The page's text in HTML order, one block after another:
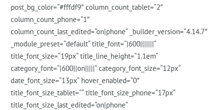
post_bg_color=“#fffdf9″ column_count_tablet=“2″
column_count_phone=“1″
column_count_last_edited=“on|phone“ _builder_version=“4.14.7″
_module_preset=“default“ title_font=“|600|||||||“
title_font_size=“19px“ title_line_height=“1.1em“
category_font=“|600||on|||||“ category_font_size=“12px“
date_font_size=“13px“ hover_enabled=“0″
title_font_size_tablet=““ title_font_size_phone=“17px“
title_font_size_last_edited=“on|phone“